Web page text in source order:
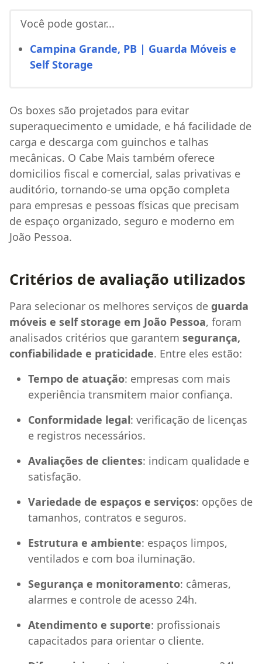
Você pode gostar...
Campina Grande, PB | Guarda Móveis e
Self Storage
Os boxes são projetados para evitar
superaquecimento e umidade, e há facilidade de
carga e descarga com guinchos e talhas
mecânicas. O Cabe Mais também oferece
domicilios fiscal e comercial, salas privativas e
auditório, tornando-se uma opção completa
para empresas e pessoas físicas que precisam
de espaço organizado, seguro e moderno em
João Pessoa.
Critérios de avaliação utilizados
Para selecionar os melhores serviços de guarda
móveis e self storage em João Pessoa, foram
analisados critérios que garantem segurança,
confiabilidade e praticidade. Entre eles estão:
Tempo de atuação: empresas com mais
experiência transmitem maior confiança.
Conformidade legal: verificação de licenças
e registros necessários.
Avaliações de clientes: indicam qualidade e
satisfação.
Variedade de espaços e serviços: opções de
tamanhos, contratos e seguros.
Estrutura e ambiente: espaços limpos,
ventilados e com boa iluminação.
Segurança e monitoramento: câmeras,
alarmes e controle de acesso 24h.
Atendimento e suporte: profissionais
capacitados para orientar o cliente.